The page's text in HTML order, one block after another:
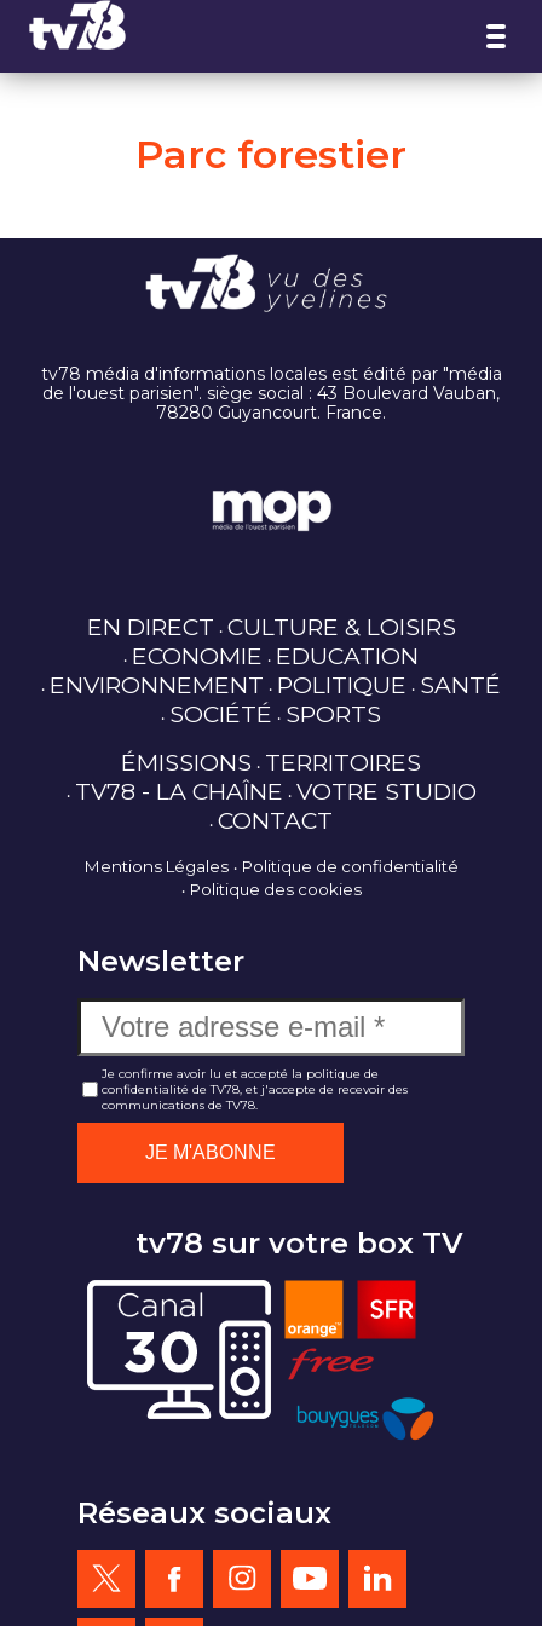
Parc forestier
tv78 média d'informations locales est édité par "média
de l'ouest parisien". siège social : 43 Boulevard Vauban,
78280 Guyancourt. France.
EN DIRECT CULTURE & LOISIRS
ECONOMIE EDUCATION
ENVIRONNEMENT POLITIQUE SANTÉ
SOCIÉTÉ SPORTS
ÉMISSIONS TERRITOIRES
TV78 - LA CHAÎNE VOTRE STUDIO
CONTACT
Mentions Légales
Politique de confidentialité
Politique des cookies
Newsletter
Je confirme avoir lu et accepté la politique de
confidentialité de TV78, et j'accepte de recevoir des
communications de TV78.
tv78 sur votre box TV
Réseaux sociaux
Panneau de gestion des cookies